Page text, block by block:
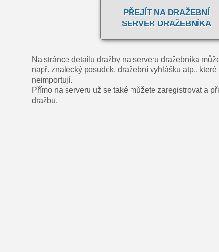
PŘEJÍT NA DRAŽEBNÍ
SERVER DRAŽEBNÍKA
Na stránce detailu dražby na serveru dražebníka
např. znalecký posudek, dražební vyhlášku atp.,
neimportují.
Přímo na serveru už se také můžete zaregistrovat a
dražbu.